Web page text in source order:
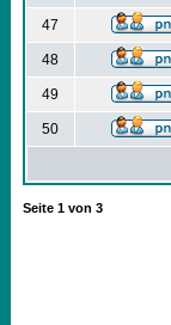
47
48
49
50
Seite 1 von 3